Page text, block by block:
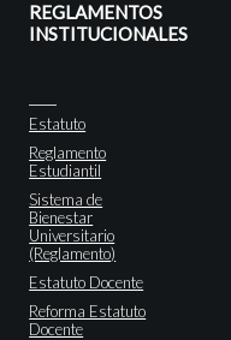
REGLAMENTOS
INSTITUCIONALES
Estatuto
Reglamento
Estudiantil
Sistema de
Bienestar
Universitario
(Reglamento)
Estatuto Docente
Reforma Estatuto
Docente